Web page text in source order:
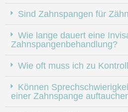
Sind Zahnspangen für
Wie lange dauert eine
Zahnspangenbehandlung?
Wie oft muss ich zu
Können
einer Zahnspange